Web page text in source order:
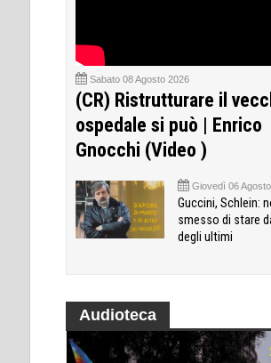
Sabato 08 Agosto 2026
(CR) Ristrutturare il
ospedale si può | Enrico
Gnocchi (Video )
Giovedì 06
Guccini, Schlein:
smesso di stare
degli ultimi
Audioteca